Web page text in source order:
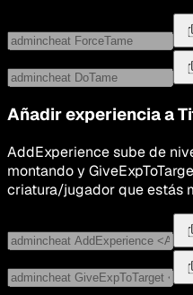
Añadir experiencia a
AddExperience sube de
montando y
criatura/jugador que estás